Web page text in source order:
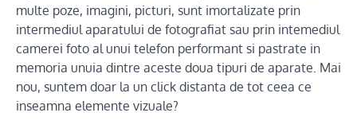
multe poze, imagini, picturi, sunt imortalizate prin
intermediul aparatului de fotografiat sau prin intemediul
camerei foto al unui telefon performant si pastrate in
memoria unuia dintre aceste doua tipuri de aparate. Mai
nou, suntem doar la un click distanta de tot ceea ce
inseamna elemente vizuale?